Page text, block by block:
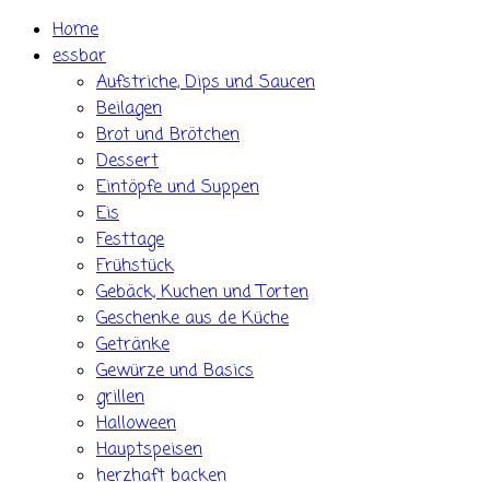
Skip Home
essbar
Aufstriche, Dips und Saucen
Beilagen
Brot und Brötchen
Dessert
Eintöpfe und Suppen
Eis
Festtage
Frühstück
Gebäck, Kuchen und Torten
Geschenke aus de Küche
Getränke
Gewürze und Basics
grillen
Halloween
Hauptspeisen
herzhaft backen